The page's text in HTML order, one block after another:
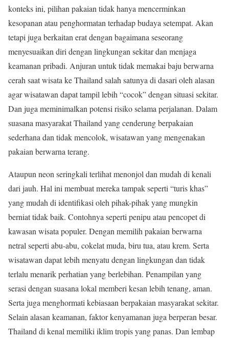
konteks ini, pilihan pakaian tidak hanya mencerminkan
kesopanan atau penghormatan terhadap budaya setempat. Akan
tetapi juga berkaitan erat dengan bagaimana seseorang
menyesuaikan diri dengan lingkungan sekitar dan menjaga
keamanan pribadi. Anjuran untuk tidak memakai baju berwarna
cerah saat wisata ke Thailand salah satunya di dasari oleh alasan
agar wisatawan dapat tampil lebih “cocok” dengan situasi sekitar.
Dan juga meminimalkan potensi risiko selama perjalanan. Dalam
suasana masyarakat Thailand yang cenderung berpakaian
sederhana dan tidak mencolok, wisatawan yang mengenakan
pakaian berwarna terang.
Ataupun neon seringkali terlihat menonjol dan mudah di kenali
dari jauh. Hal ini membuat mereka tampak seperti “turis khas”
yang mudah di identifikasi oleh pihak-pihak yang mungkin
berniat tidak baik. Contohnya seperti penipu atau pencopet di
kawasan wisata populer. Dengan memilih pakaian berwarna
netral seperti abu-abu, cokelat muda, biru tua, atau krem. Serta
wisatawan dapat lebih menyatu dengan lingkungan dan tidak
terlalu menarik perhatian yang berlebihan. Penampilan yang
serasi dengan suasana lokal memberi kesan lebih tenang, aman.
Serta juga menghormati kebiasaan berpakaian masyarakat sekitar.
Selain alasan keamanan, faktor kenyamanan juga berperan besar.
Thailand di kenal memiliki iklim tropis yang panas. Dan lembap